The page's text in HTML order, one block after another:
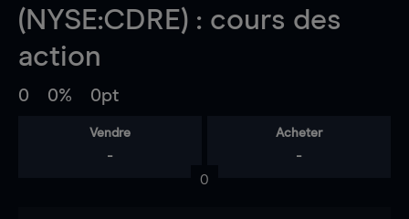
(NYSE:CDRE) : cours des
action
0 0% 0pt
Vendre
-
Acheter
-
0